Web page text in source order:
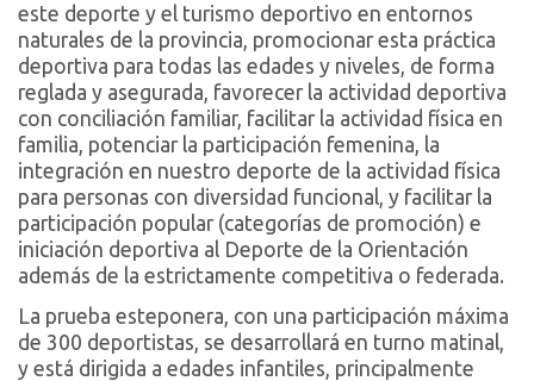
este deporte y el turismo deportivo en entornos
naturales de la provincia, promocionar esta práctica
deportiva para todas las edades y niveles, de forma
reglada y asegurada, favorecer la actividad deportiva
con conciliación familiar, facilitar la actividad física en
familia, potenciar la participación femenina, la
integración en nuestro deporte de la actividad física
para personas con diversidad funcional, y facilitar la
participación popular (categorías de promoción) e
iniciación deportiva al Deporte de la Orientación
además de la estrictamente competitiva o federada.
La prueba esteponera, con una participación máxima
de 300 deportistas, se desarrollará en turno matinal,
y está dirigida a edades infantiles, principalmente